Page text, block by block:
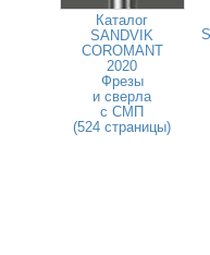
Каталог
SANDVIK
COROMANT
2020
Фрезы
и сверла
с СМП
(524 страницы)